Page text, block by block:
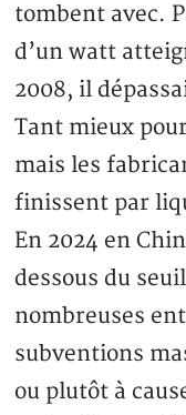
tombent avec.
d’un watt
2008, il
Tant mieux
mais les
finissent par
En 2024 en
dessous du
nombreuses
subventions
ou plutôt à